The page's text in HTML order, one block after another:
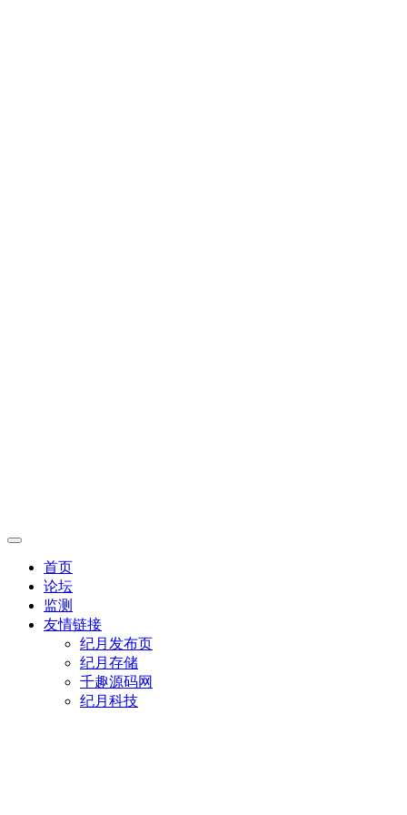
首页
论坛
监测
友情链接
纪月发布页
纪月存储
千趣源码网
纪月科技